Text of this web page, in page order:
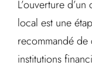
L’ouverture
local est une
recommandé
institutions